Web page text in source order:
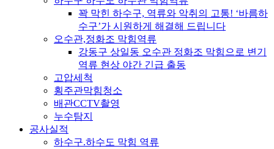
꽉 막힌 하수구, 역류와 악취의 고통! ‘바름하
수구’가 시원하게 해결해 드립니다
오수관,정화조 막힘역류
강동구 상일동 오수관 정화조 막힘으로 변기
역류 현상 야간 긴급 출동
고압세척
횡주관막힘청소
배관CCTV촬영
누수탐지
공사실적
하수구.하수도 막힘 역류